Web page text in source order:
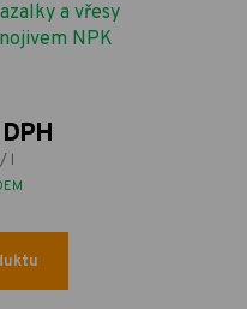
a vřesy
NPK
l